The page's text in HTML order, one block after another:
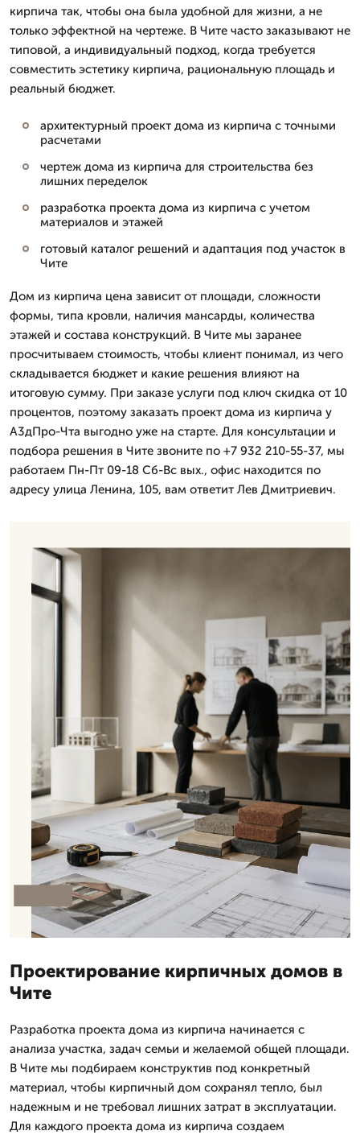
кирпича так, чтобы она была удобной для жизни, а не
только эффектной на чертеже. В Чите часто заказывают не
типовой, а индивидуальный подход, когда требуется
совместить эстетику кирпича, рациональную площадь и
реальный бюджет.
архитектурный проект дома из кирпича с точными
расчетами
чертеж дома из кирпича для строительства без
лишних переделок
разработка проекта дома из кирпича с учетом
материалов и этажей
готовый каталог решений и адаптация под участок в
Чите
Дом из кирпича цена зависит от площади, сложности
формы, типа кровли, наличия мансарды, количества
этажей и состава конструкций. В Чите мы заранее
просчитываем стоимость, чтобы клиент понимал, из чего
складывается бюджет и какие решения влияют на
итоговую сумму. При заказе услуги под ключ скидка от 10
процентов, поэтому заказать проект дома из кирпича у
А3дПро-Чта выгодно уже на старте. Для консультации и
подбора решения в Чите звоните по +7 932 210-55-37, мы
работаем Пн-Пт 09-18 Сб-Вс вых., офис находится по
адресу улица Ленина, 105, вам ответит Лев Дмитpиевич.
Проектирование кирпичных домов в
Чите
Разработка проекта дома из кирпича начинается с
анализа участка, задач семьи и желаемой общей площади.
В Чите мы подбираем конструктив под конкретный
материал, чтобы кирпичный дом сохранял тепло, был
надежным и не требовал лишних затрат в эксплуатации.
Для каждого проекта дома из кирпича создаем